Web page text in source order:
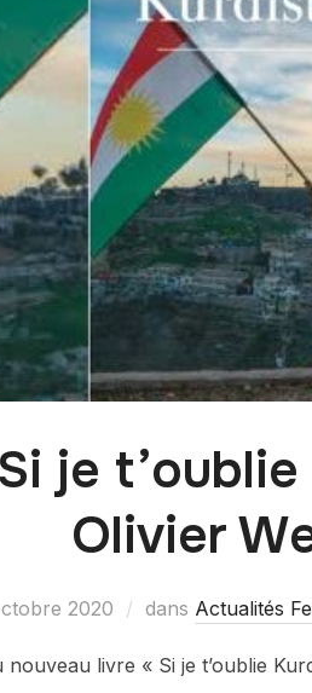
je
Olivier
2020 dans Actualités
livre « Si je t’oublie